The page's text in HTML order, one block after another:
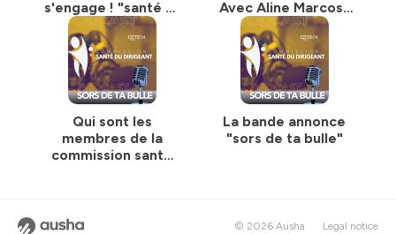
s'engage ! "santé et
dirigeant, ne sont
pas des gros mots!
"
Avec Aline Marcos-
Faure
Qui sont les
membres de la
commission santé
La bande annonce
"sors de ta bulle"
© 2026 Ausha Legal notice